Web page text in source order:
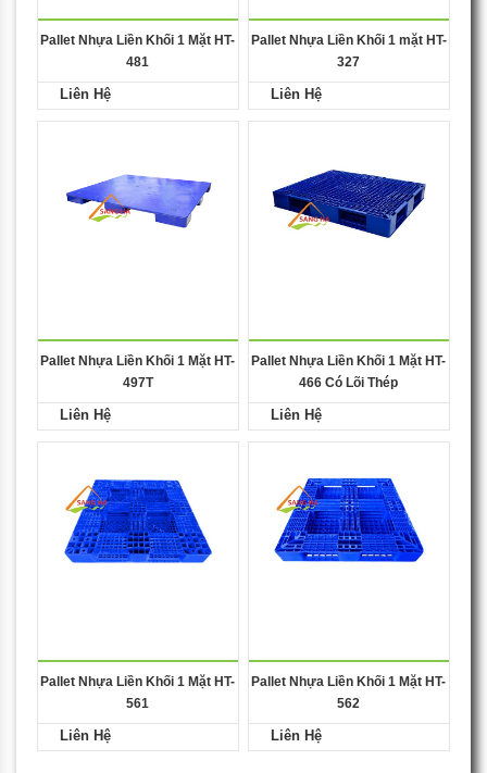
Pallet Nhựa Liền Khối 1 Mặt HT-
481
Liên Hệ
Pallet Nhựa Liền Khối 1 mặt HT-
327
Liên Hệ
Pallet Nhựa Liền Khối 1 Mặt HT-
497T
Liên Hệ
Pallet Nhựa Liền Khối 1 Mặt HT-
466 Có Lõi Thép
Liên Hệ
Pallet Nhựa Liền Khối 1 Mặt HT-
561
Liên Hệ
Pallet Nhựa Liền Khối 1 Mặt HT-
562
Liên Hệ